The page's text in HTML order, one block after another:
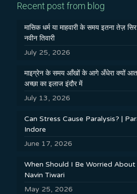
Recent post from blog
मासिक धर्म या माहवारी के समय इतना तेज़
नवीन तिवारी
July 25, 2026
माइग्रेन के समय आँखों के आगे अँधेरा क्यों
अच्छा का इलाज इंदौर में
July 13, 2026
Can Stress Cause Paralysis? |
Indore
June 17, 2026
When Should I Be Worried
Navin Tiwari
May 25, 2026